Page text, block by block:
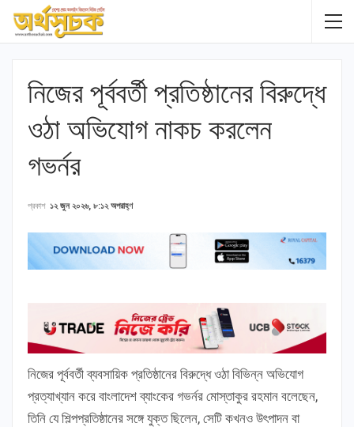
নিজের পূর্ববর্তী প্রতিষ্ঠানের বিরুদ্ধে
ওঠা অভিযোগ নাকচ করলেন
গভর্নর
প্রকাশ ১২ জুন ২০২৬, ৮:১২ অপরাহ্ণ
নিজের পূর্ববর্তী ব্যবসায়িক প্রতিষ্ঠানের বিরুদ্ধে ওঠা বিভিন্ন অভিযোগ
প্রত্যাখ্যান করে বাংলাদেশ ব্যাংকের গভর্নর মোস্তাকুর রহমান বলেছেন,
তিনি যে শিল্পপ্রতিষ্ঠানের সঙ্গে যুক্ত ছিলেন, সেটি কখনও উৎপাদন বা